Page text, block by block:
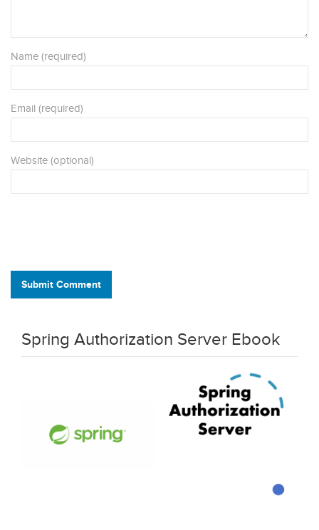
Name (required)
Email (required)
Website (optional)
Submit Comment
Spring Authorization Server Ebook